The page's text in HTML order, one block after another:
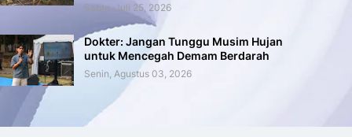
Sabtu, Juli 25, 2026
Dokter: Jangan Tunggu Musim Hujan
untuk Mencegah Demam Berdarah
Senin, Agustus 03, 2026